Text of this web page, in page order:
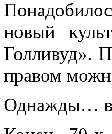
новый
Голливуд».
правом
Однажды… в